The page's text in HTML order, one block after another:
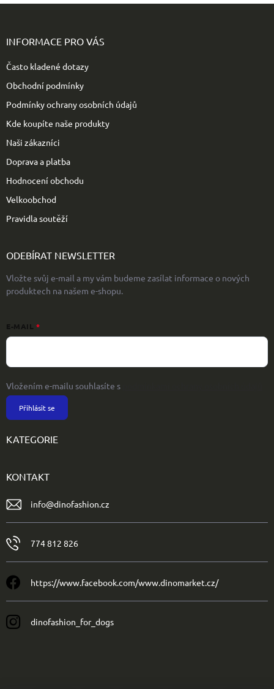
INFORMACE PRO VÁS
Často kladené dotazy
Obchodní podmínky
Podmínky ochrany osobních údajů
Kde koupíte naše produkty
Naši zákazníci
Doprava a platba
Hodnocení obchodu
Velkoobchod
Pravidla soutěží
ODEBÍRAT NEWSLETTER
Vložte svůj e-mail a my vám budeme zasílat informace o nových
produktech na našem e-shopu.
E-MAIL
Vložením e-mailu souhlasíte s
Přihlásit se
KATEGORIE
KONTAKT
info@dinofashion.cz
774 812 826
https://www.facebook.com/www.dinomarket.cz/
dinofashion_for_dogs